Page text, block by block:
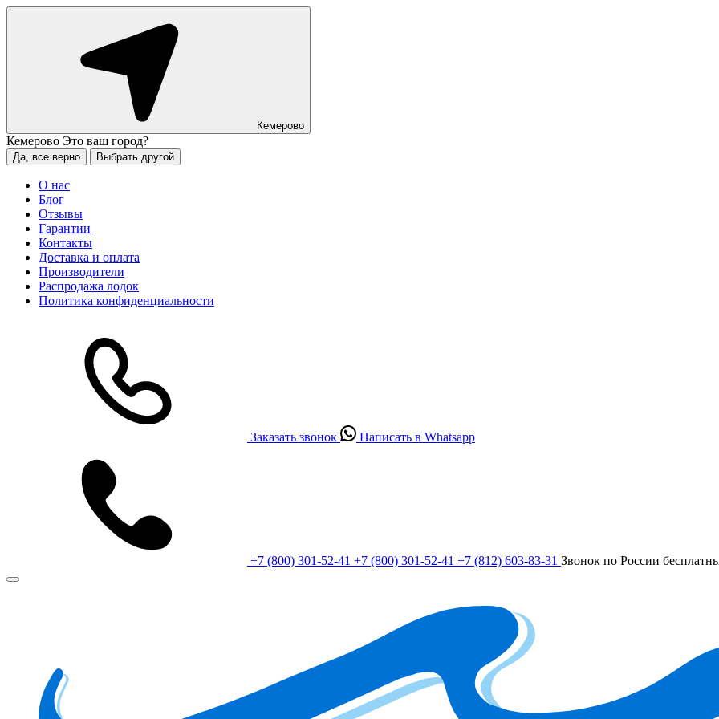
Кемерово
Кемерово Это ваш город?
Да, все верно Выбрать другой
О нас
Блог
Отзывы
Гарантии
Контакты
Доставка и оплата
Производители
Распродажа лодок
Политика конфиденциальности
Заказать звонок Написать в Whatsapp
+7 (800) 301-52-41 +7 (800) 301-52-41 +7 (812) 603-83-31 Звонок по России